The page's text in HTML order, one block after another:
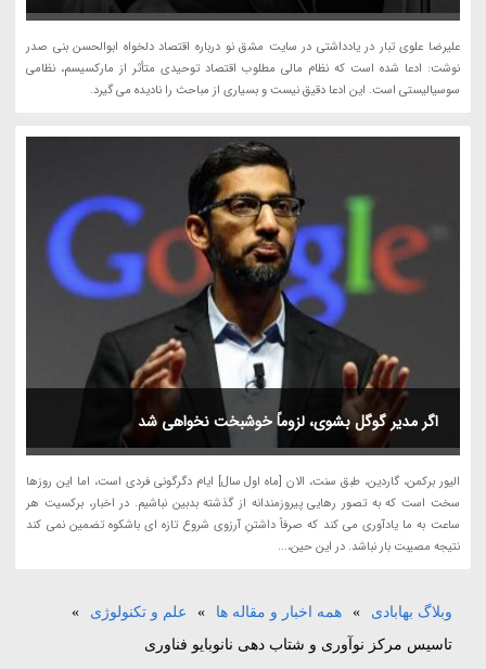
علیرضا علوی تبار در یادداشتی در سایت مشق نو درباره اقتصاد دلخواه ابوالحسن بنی صدر
نوشت: ادعا شده است که نظام مالی مطلوب اقتصاد توحیدی متأثر از مارکسیسم، نظامی
سوسیالیستی است. این ادعا دقیق نیست و بسیاری از مباحث را نادیده می گیرد.
اگر مدیر گوگل بشوی، لزوماً خوشبخت نخواهی شد
الیور برکمن، گاردین، طبق سنت، الان [ماه اول سال] ایام دگرگونی فردی است، اما این روزها
سخت است که به تصور رهایی پیروزمندانه از گذشته بدبین نباشیم. در اخبار، برکسیت هر
ساعت به ما یادآوری می کند که صرفاً داشتنِ آرزوی شروع تازه ای باشکوه تضمین نمی کند
نتیجه مصیبت بار نباشد. در این حین،...
وبلاگ بهابادی » همه اخبار و مقاله ها » علم و تکنولوژی
»
تاسیس مرکز نوآوری و شتاب دهی نانوبایو فناوری